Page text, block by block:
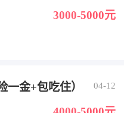
3000-5000元
金+包吃住） 04-12